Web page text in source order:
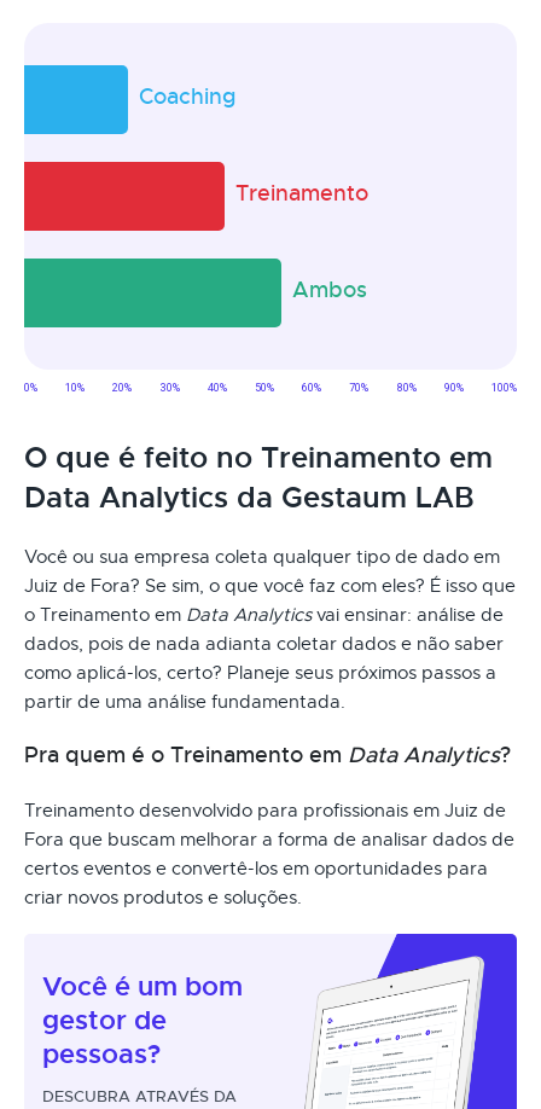
O que é feito no Treinamento em
Data Analytics da Gestaum LAB
Você ou sua empresa coleta qualquer tipo de dado em
Juiz de Fora? Se sim, o que você faz com eles? É isso que
o Treinamento em Data Analyticsvai ensinar: análise de
dados, pois de nada adianta coletar dados e não saber
como aplicá-los, certo? Planeje seus próximos passos a
partir de uma análise fundamentada.
Pra quem é o Treinamento em Data Analytics?
Treinamento desenvolvido para profissionais em Juiz de
Fora que buscam melhorar a forma de analisar dados de
certos eventos e convertê-los em oportunidades para
criar novos produtos e soluções.
Você é um bom
gestor de
pessoas?
DESCUBRA ATRAVÉS DA